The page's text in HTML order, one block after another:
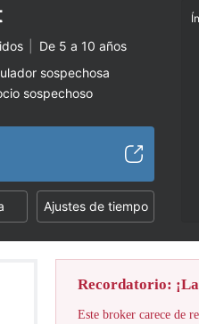
De 5 a 10 años
sospechosa
sospechoso
Ajustes de tiempo
Recordatorio:
Este broker carece de